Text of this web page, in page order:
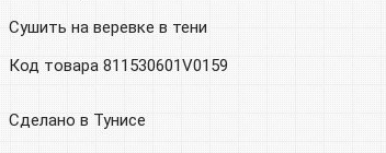
Сушить на веревке в тени
Код товара 811530601V0159
Сделано в Тунисе